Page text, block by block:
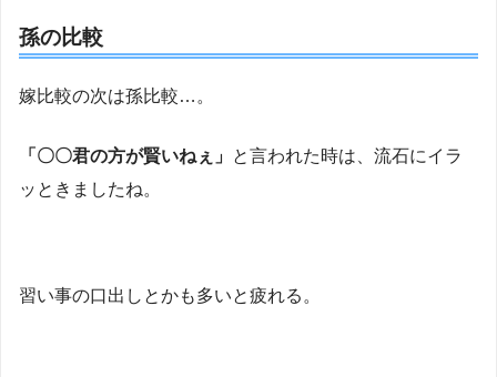
孫の比較
嫁比較の次は孫比較…。
「〇〇君の方が賢いねぇ」
と言われた時は、流石にイラ
ッときましたね。
習い事の口出しとかも多いと疲れる。